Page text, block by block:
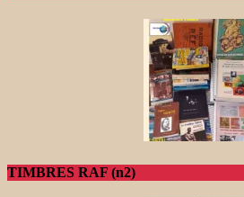
TIMBRES RAF (n2)